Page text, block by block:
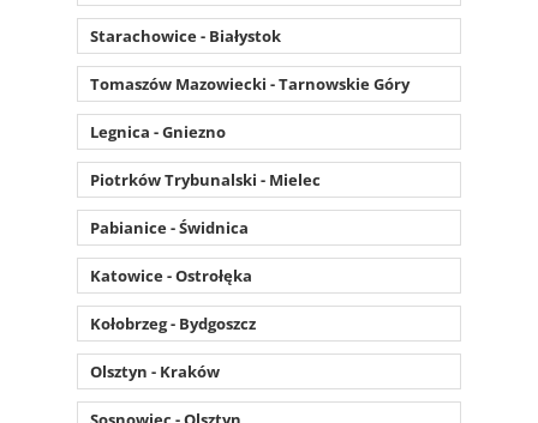
Starachowice - Białystok
Tomaszów Mazowiecki - Tarnowskie Góry
Legnica - Gniezno
Piotrków Trybunalski - Mielec
Pabianice - Świdnica
Katowice - Ostrołęka
Kołobrzeg - Bydgoszcz
Olsztyn - Kraków